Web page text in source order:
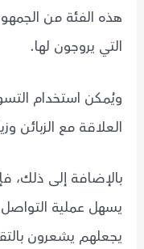
هذه الفئة من
التي يروجون لها.
ويُمكن استخدام
العلاقة مع الزبائن
بالإضافة إلى ذلك،
يسهل عملية
يجعلهم يشعرون